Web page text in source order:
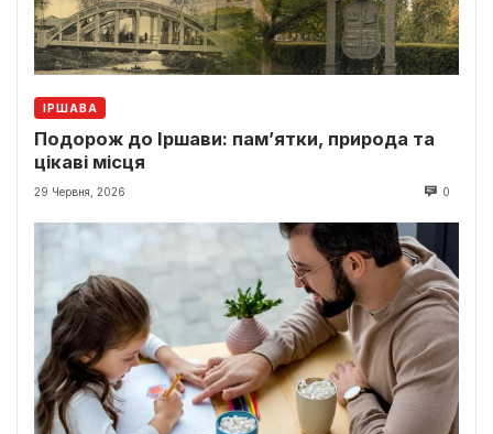
ІРШАВА
Подорож до Іршави: пам’ятки, природа та
цікаві місця
29 Червня, 2026 0